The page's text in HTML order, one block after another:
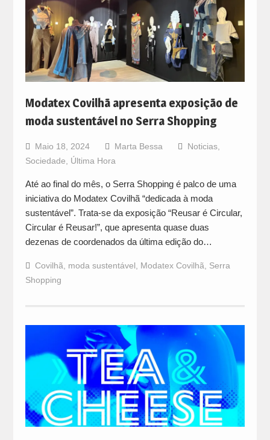
Modatex Covilhã apresenta exposição de
moda sustentável no Serra Shopping
Maio 18, 2024 Marta Bessa Noticias,
Sociedade
Última Hora
Até ao final do mês, o Serra Shopping é palco de uma
iniciativa do Modatex Covilhã “dedicada à moda
sustentável”. Trata-se da exposição “Reusar é Circular,
Circular é Reusar!”, que apresenta quase duas
dezenas de coordenados da última edição do…
Covilhã moda sustentável Modatex Covilhã
Serra
Shopping